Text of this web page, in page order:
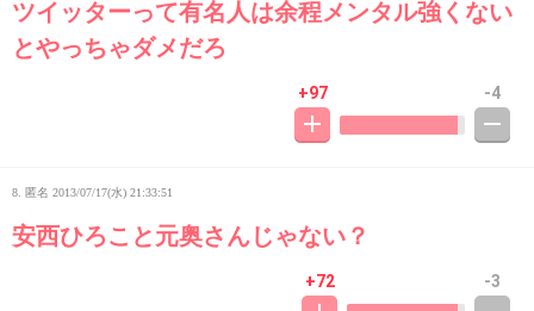
ツイッターって有名人は余程メンタル強くない
とやっちゃダメだろ
+97 -4
8. 匿名 2013/07/17(水) 21:33:51
安西ひろこと元奥さんじゃない？
+72 -3